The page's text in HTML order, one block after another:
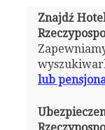
Znajdź
lub